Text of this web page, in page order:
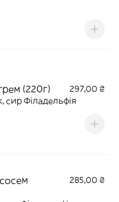
(220г)
297,00 ₴
сир Філадельфія
285,00 ₴